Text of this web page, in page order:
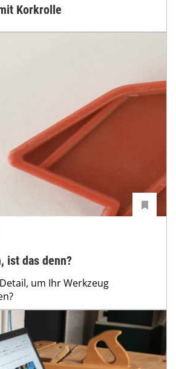
Korkrolle
ist das denn?
um Ihr Werkzeug